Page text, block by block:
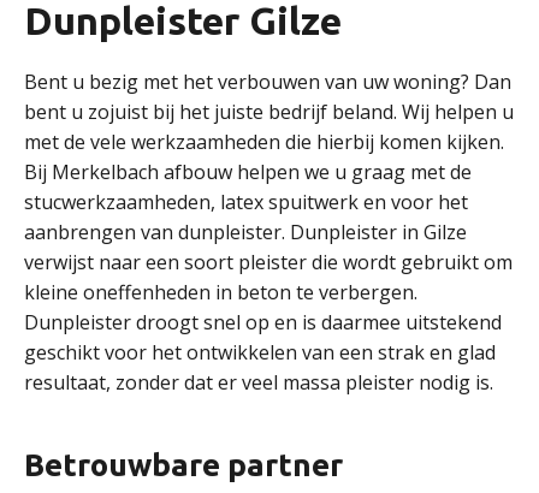
Dunpleister Gilze
Bent u bezig met het verbouwen van uw woning? Dan
bent u zojuist bij het juiste bedrijf beland. Wij helpen u
met de vele werkzaamheden die hierbij komen kijken.
Bij Merkelbach afbouw helpen we u graag met de
stucwerkzaamheden, latex spuitwerk en voor het
aanbrengen van dunpleister. Dunpleister in Gilze
verwijst naar een soort pleister die wordt gebruikt om
kleine oneffenheden in beton te verbergen.
Dunpleister droogt snel op en is daarmee uitstekend
geschikt voor het ontwikkelen van een strak en glad
resultaat, zonder dat er veel massa pleister nodig is.
Betrouwbare partner